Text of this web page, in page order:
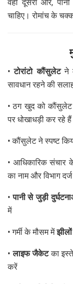
वहीं दूसरी ओर,
चाहिए। रोमांच के
•टोरांटो कौंसुलेटने
सावधान रहने की
• ठग खुद को कौंसुलेट
पर धोखाधड़ी कर रहे हैं
• कौंसुलेट ने स्पष्ट
• आधिकारिक
का नाम और विभाग दर्ज
•पानी से जुड़ी
में
• गर्मी के मौसम में
•लाइफ जैकेटका
करें